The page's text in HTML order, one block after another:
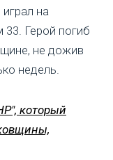
на
Герой погиб
не дожив
недель.
который